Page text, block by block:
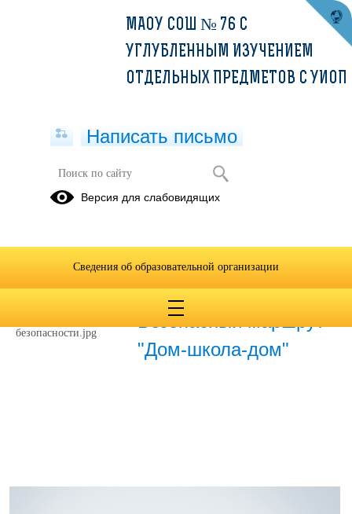
Безопасный маршрут "Дом-школа-
дом"
Безопасный маршрут
"Дом-школа-дом"
МАОУ СОШ № 76 С
УГЛУБЛЕННЫМ ИЗУЧЕНИЕМ
ОТДЕЛЬНЫХ ПРЕДМЕТОВ С УИОП
Написать письмо
Версия для слабовидящих
Сведения об образовательной организации